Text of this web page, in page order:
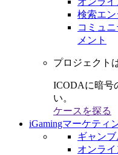
検索エ
コミュ
メント
プロジェクト
ICODAに暗号
い。
ケースを探る
iGamingマーケティ
ギャン
オンラ